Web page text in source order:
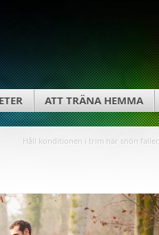
ATT TRÄNA HEMMA
Håll konditionen i trim när snön faller